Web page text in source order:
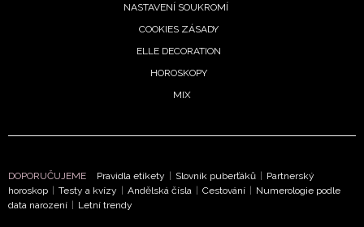
ODESLAT
NASTAVENÍ SOUKROMÍ
COOKIES ZÁSADY
ELLE DECORATION
HOROSKOPY
MIX
DOPORUČUJEME Pravidla etikety | Slovník puberťáků | Partnerský
horoskop | Testy a kvízy | Andělská čísla | Cestování | Numerologie podle
data narození | Letní trendy